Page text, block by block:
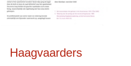
Haagvaarders